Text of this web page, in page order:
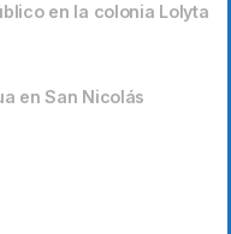
en la colonia Lolyta
en San Nicolás